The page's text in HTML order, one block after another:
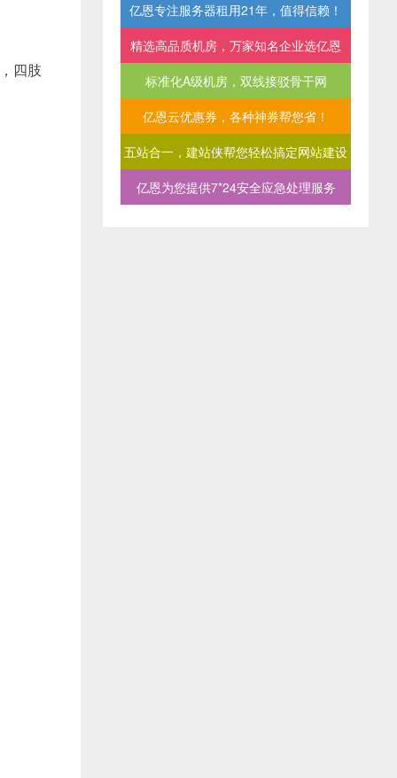
四肢
亿恩专注服务器租用21年，值得信赖！
精选高品质机房，万家知名企业选亿恩
标准化A级机房，双线接驳骨干网
亿恩云优惠券，各种神券帮您省！
五站合一，建站侠帮您轻松搞定网站建设
亿恩为您提供7*24安全应急处理服务